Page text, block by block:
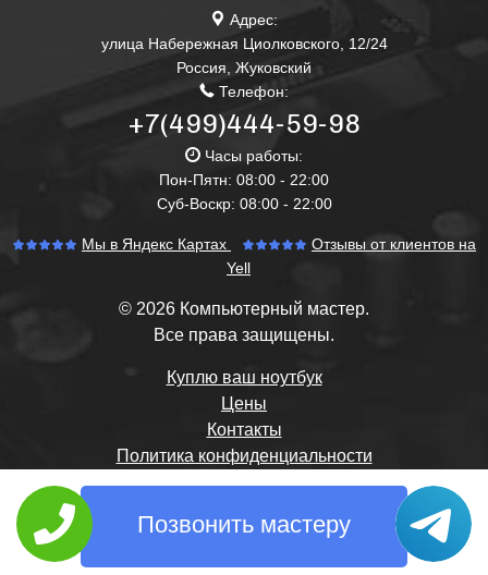
Адрес:
улица Набережная Циолковского, 12/24
Россия, Жуковский
Телефон:
+7(499)444-59-98
Часы работы:
Пон-Пятн: 08:00 - 22:00
Суб-Воскр: 08:00 - 22:00
Мы в Яндекс Картах
Отзывы от клиентов на
Yell
© 2026 Компьютерный мастер.
Все права защищены.
Куплю ваш ноутбук
Цены
Контакты
Политика конфиденциальности
Позвонить мастеру